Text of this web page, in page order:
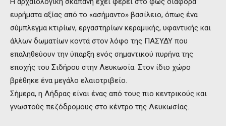
ευρήματα αξίας από το «ασήμαντο» βασίλειο, όπως ένα
σύμπλεγμα κτιρίων, εργαστηρίων κεραμικής, υφαντικής και
άλλων δωματίων κοντά στον λόφο της ΠΑΣΥΔΥ που
επαληθεύουν την ύπαρξη ενός σημαντικού πυρήνα της
εποχής του Σιδήρου στην Λευκωσία. Στον ίδιο χώρο
βρέθηκε ένα μεγάλο ελαιοτριβείο.
Σήμερα, η Λήδρας είναι ένας από τους πιο κεντρικούς και
γνωστούς πεζόδρομους στο κέντρο της Λευκωσίας.